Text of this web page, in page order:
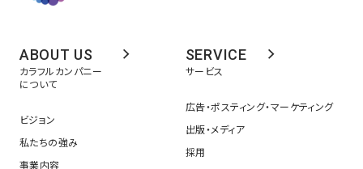
ABOUT US
カラフルカンパニー
について
ビジョン
私たちの強み
事業内容
SERVICE
サービス
広告・ポスティング・マーケティング
出版・メディア
採用